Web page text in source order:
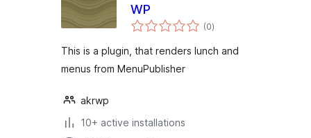
WP
(0total
ratings
)
This is a plugin, that renders lunch and
menus from MenuPublisher
akrwp
10+ active installations